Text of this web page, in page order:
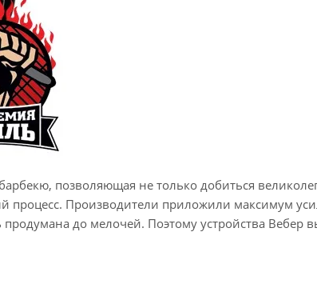
позволяющая не только добиться
процесс. Производители приложили максимум
до мелочей. Поэтому устройства Вебер